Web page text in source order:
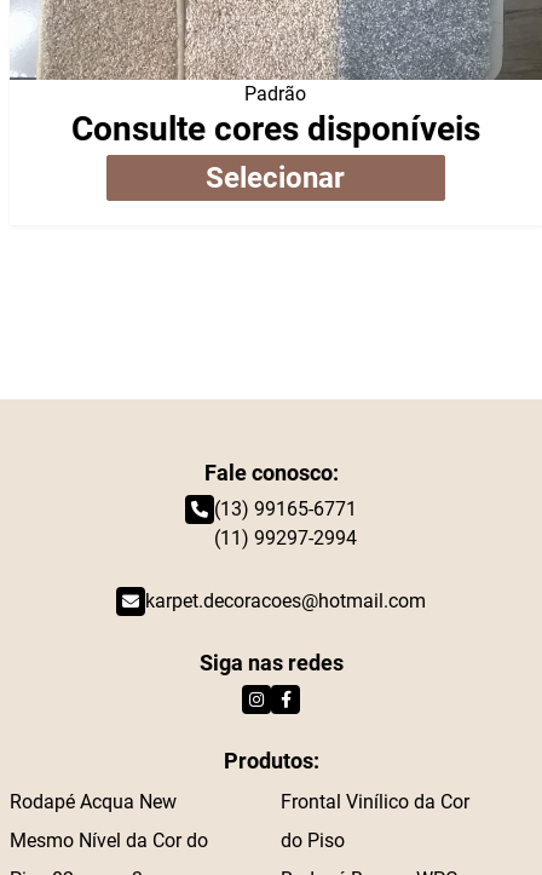
Padrão
Consulte cores disponíveis
Selecionar
Fale conosco:
(13) 99165-6771
(11) 99297-2994
karpet.decoracoes@hotmail.com
Siga nas redes
Produtos:
Rodapé Acqua New
Mesmo Nível da Cor do
Frontal Vinílico da Cor
do Piso